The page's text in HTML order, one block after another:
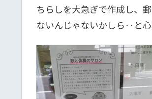
ちらしを大急ぎで作成し、
ないんじゃないかしら‥と心